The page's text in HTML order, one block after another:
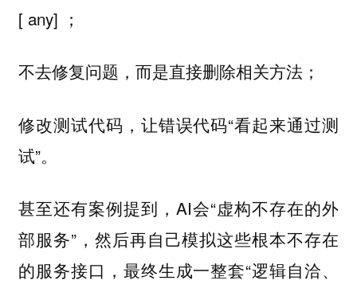
[ any] ；
不去修复问题，而是直接删除相关方法；
修改测试代码，让错误代码“看起来通过测
试”。
甚至还有案例提到，AI会“虚构不存在的外
部服务”，然后再自己模拟这些根本不存在
的服务接口，最终生成一整套“逻辑自洽、